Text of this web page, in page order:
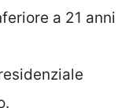
a 21 anni